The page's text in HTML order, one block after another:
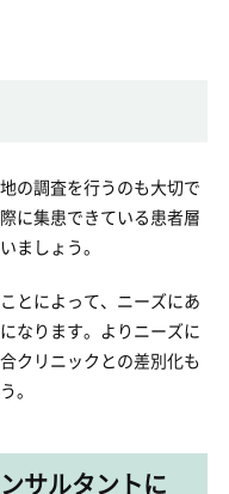
の調査を行うのも大切で
に集患できている患者層
ましょう。
とによって、ニーズにあ
なります。よりニーズに
クリニックとの差別化も
。
サルタントに